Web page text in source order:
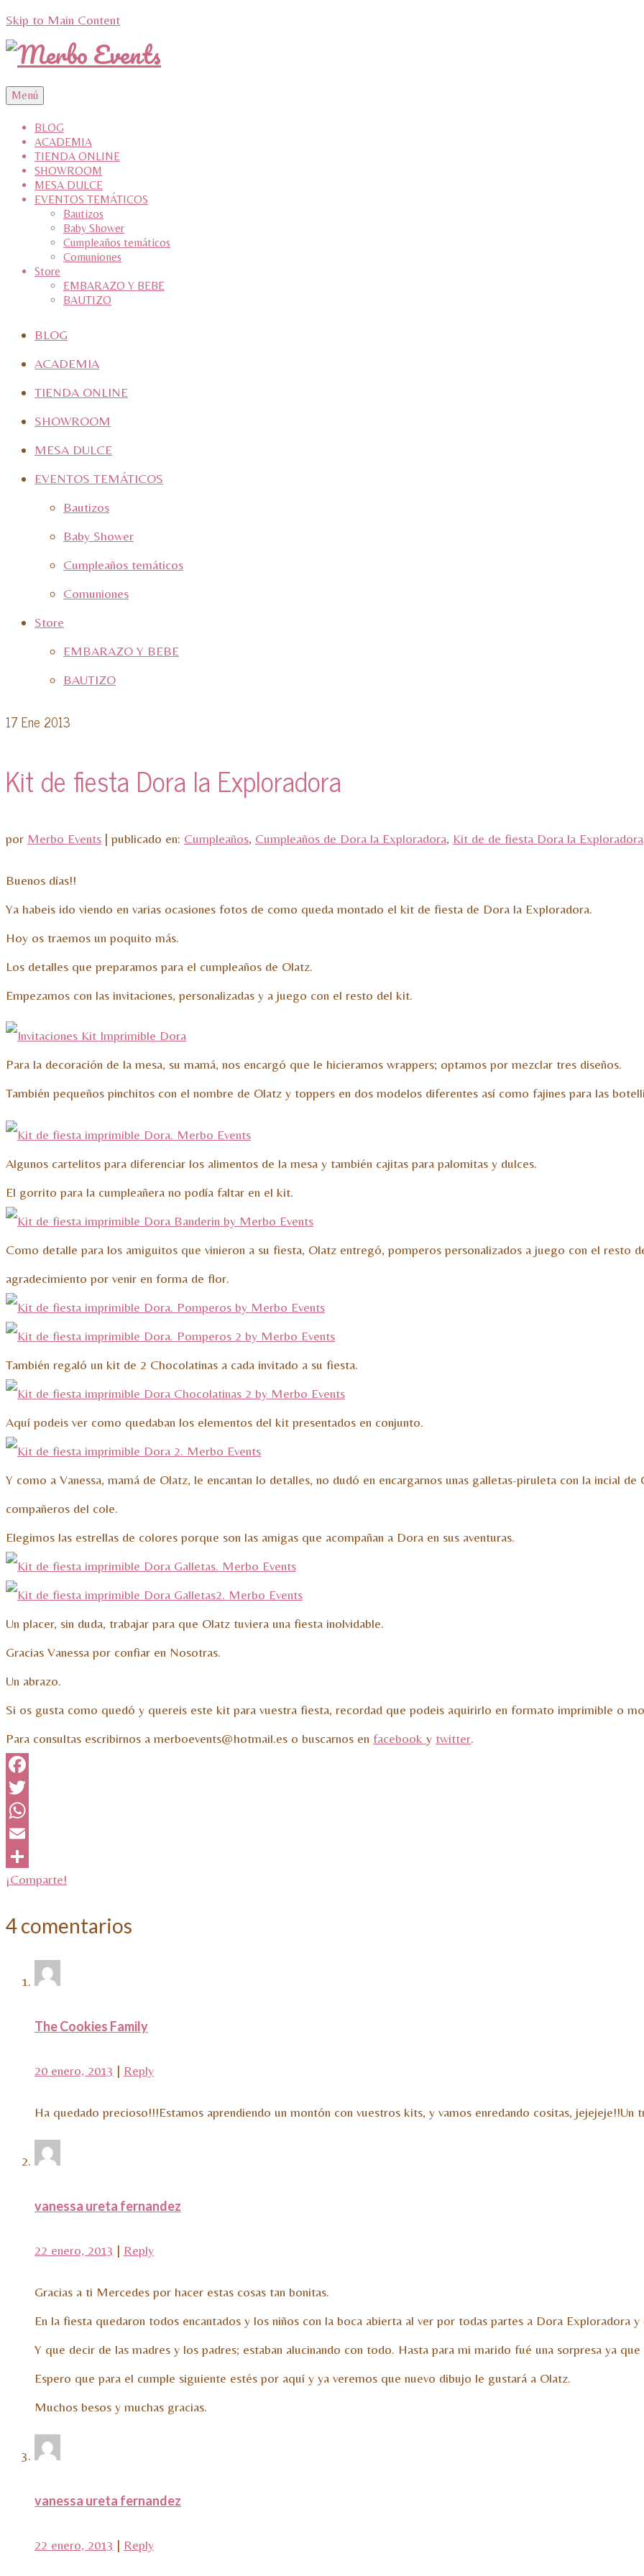
Skip to Main Content
Menú
BLOG
ACADEMIA
TIENDA ONLINE
SHOWROOM
MESA DULCE
EVENTOS TEMÁTICOS
Bautizos
Baby Shower
Cumpleaños temáticos
Comuniones
Store
EMBARAZO Y BEBE
BAUTIZO
BLOG
ACADEMIA
TIENDA ONLINE
SHOWROOM
MESA DULCE
EVENTOS TEMÁTICOS
Bautizos
Baby Shower
Cumpleaños temáticos
Comuniones
Store
EMBARAZO Y BEBE
BAUTIZO
17 Ene 2013
Kit de fiesta Dora la Exploradora
por Merbo Events | publicado en: Cumpleaños, Cumpleaños de Dora la Exploradora, Kit de de fiesta Dora la Exploradora
Buenos días!!
Ya habeis ido viendo en varias ocasiones fotos de como queda montado el kit de fiesta de Dora la Exploradora.
Hoy os traemos un poquito más.
Los detalles que preparamos para el cumpleaños de Olatz.
Empezamos con las invitaciones, personalizadas y a juego con el resto del kit.
Para la decoración de la mesa, su mamá, nos encargó que le hicieramos wrappers; optamos por mezclar tres diseños.
También pequeños pinchitos con el nombre de Olatz y toppers en dos modelos diferentes así como fajines para las
Algunos cartelitos para diferenciar los alimentos de la mesa y también cajitas para palomitas y dulces.
El gorrito para la cumpleañera no podía faltar en el kit.
Como detalle para los amiguitos que vinieron a su fiesta, Olatz entregó, pomperos personalizados a juego con el resto
agradecimiento por venir en forma de flor.
También regaló un kit de 2 Chocolatinas a cada invitado a su fiesta.
Aquí podeis ver como quedaban los elementos del kit presentados en conjunto.
Y como a Vanessa, mamá de Olatz, le encantan lo detalles, no dudó en encargarnos unas galletas-piruleta con la incial
compañeros del cole.
Elegimos las estrellas de colores porque son las amigas que acompañan a Dora en sus aventuras.
Un placer, sin duda, trabajar para que Olatz tuviera una fiesta inolvidable.
Gracias Vanessa por confiar en Nosotras.
Un abrazo.
Si os gusta como quedó y quereis este kit para vuestra fiesta, recordad que podeis aquirirlo en formato imprimible o
Para consultas escribirnos a merboevents@hotmail.es o buscarnos en facebook y twitter.
Facebook
Twitter
WhatsApp
Email
¡Comparte!
4 comentarios
The Cookies Family
20 enero, 2013 | Reply
Ha quedado precioso!!!Estamos aprendiendo un montón con vuestros kits, y vamos enredando cositas, jejejeje!!Un
vanessa ureta fernandez
22 enero, 2013 | Reply
Gracias a ti Mercedes por hacer estas cosas tan bonitas.
En la fiesta quedaron todos encantados y los niños con la boca abierta al ver por todas partes a Dora Exploradora
Y que decir de las madres y los padres; estaban alucinando con todo. Hasta para mi marido fué una sorpresa ya que
Espero que para el cumple siguiente estés por aquí y ya veremos que nuevo dibujo le gustará a Olatz.
Muchos besos y muchas gracias.
vanessa ureta fernandez
22 enero, 2013 | Reply